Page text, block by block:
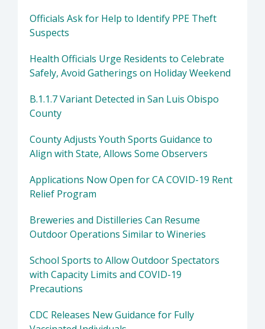
Officials Ask for Help to Identify PPE Theft
Suspects
Health Officials Urge Residents to Celebrate
Safely, Avoid Gatherings on Holiday Weekend
B.1.1.7 Variant Detected in San Luis Obispo
County
County Adjusts Youth Sports Guidance to
Align with State, Allows Some Observers
Applications Now Open for CA COVID-19 Rent
Relief Program
Breweries and Distilleries Can Resume
Outdoor Operations Similar to Wineries
School Sports to Allow Outdoor Spectators
with Capacity Limits and COVID-19
Precautions
CDC Releases New Guidance for Fully